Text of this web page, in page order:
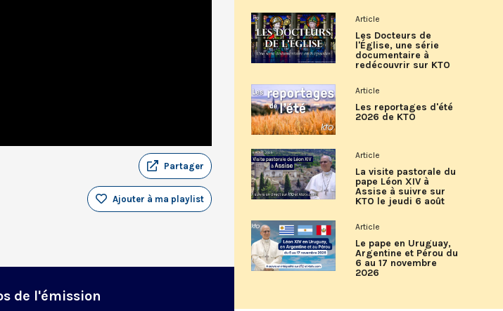
Partager
Ajouter à ma playlist
de l'émission
Article
Les Docteurs de
l'Église, une série
documentaire à
redécouvrir sur KTO
Article
Les reportages d'été
2026 de KTO
Article
La visite pastorale du
pape Léon XIV à
Assise à suivre sur
KTO le jeudi 6 août
Article
Le pape en Uruguay,
Argentine et Pérou du
6 au 17 novembre
2026